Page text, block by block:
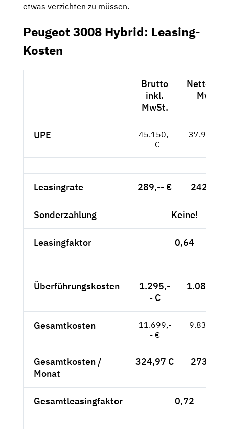
etwas verzichten zu müssen.
Peugeot 3008 Hybrid: Leasing-
Kosten
Brutto
inkl.
MwSt.
Netto
MwSt.
UPE
45.150,-
- €
37.941,--
Leasingrate 289,-- € 242,86 €
Sonderzahlung Keine!
Leasingfaktor 0,64
Überführungskosten
1.295,-
- €
1.088,24
Gesamtkosten
11.699,-
- €
9.831,09
Gesamtkosten /
Monat
324,97 € 273,09 €
Gesamtleasingfaktor 0,72